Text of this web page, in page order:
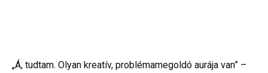
„Á, tudtam. Olyan kreatív, problémamegoldó aurája van” –